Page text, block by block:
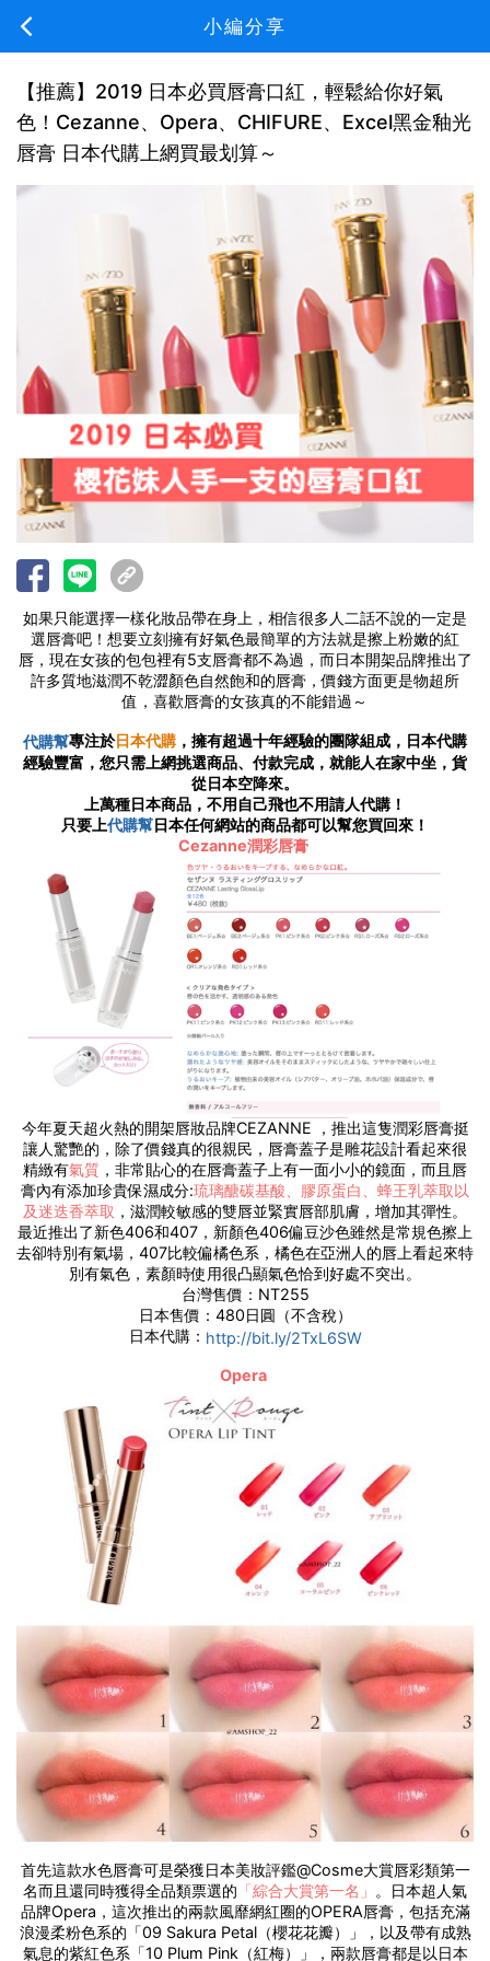
小編分享
【推薦】2019 日本必買唇膏口紅，輕鬆給你好氣
色！Cezanne、Opera、CHIFURE、Excel黑金釉光
唇膏 日本代購上網買最划算～
如果只能選擇一樣化妝品帶在身上，相信很多人二話不說的一定是
選唇膏吧！想要立刻擁有好氣色最簡單的方法就是擦上粉嫩的紅
唇，現在女孩的包包裡有5支唇膏都不為過，而日本開架品牌推出了
許多質地滋潤不乾澀顏色自然飽和的唇膏，價錢方面更是物超所
值，喜歡唇膏的女孩真的不能錯過～
代購幫專注於日本代購，擁有超過十年經驗的團隊組成，日本代購
經驗豐富，您只需上網挑選商品、付款完成，就能人在家中坐，貨
從日本空降來。
上萬種日本商品，不用自己飛也不用請人代購！
只要上代購幫日本任何網站的商品都可以幫您買回來！
Cezanne潤彩唇膏
今年夏天超火熱的開架唇妝品牌CEZANNE ，推出這隻潤彩唇膏挺
讓人驚艷的，除了價錢真的很親民，唇膏蓋子是雕花設計看起來很
精緻有氣質 ，非常貼心的在唇膏蓋子上有一面小小的鏡面，而且唇
膏內有添加珍貴保濕成分:琉璃醣碳基酸、膠原蛋白、蜂王乳萃取以
及迷迭香萃取 ，滋潤較敏感的雙唇並緊實唇部肌膚，增加其彈性。
最近推出了新色406和407，新顏色406偏豆沙色雖然是常規色擦上
去卻特別有氣場，407比較偏橘色系，橘色在亞洲人的唇上看起來特
別有氣色，素顏時使用很凸顯氣色恰到好處不突出。
台灣售價：NT255
日本售價：480日圓（不含稅）
日本代購： http://bit.ly/2TxL6SW
Opera
首先這款水色唇膏可是榮獲日本美妝評鑑@Cosme大賞唇彩類第一
名而且還同時獲得全品類票選的 「綜合大賞第一名」 。日本超人氣
品牌Opera，這次推出的兩款風靡網紅圈的OPERA唇膏，包括充滿
浪漫柔粉色系的「09 Sakura Petal（櫻花花瓣）」，以及帶有成熟
氣息的紫紅色系「10 Plum Pink（紅梅）」，兩款唇膏都是以日本